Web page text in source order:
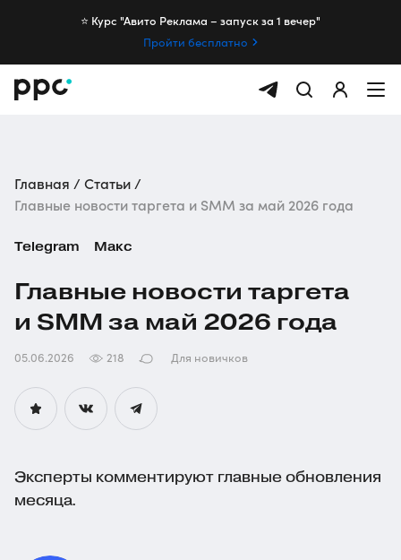
⭐️ Курс "Авито Реклама – запуск за 1 вечер"
Пройти бесплатно
Главная
Статьи
Главные новости таргета и SMM за май 2026 года
Telegram Макс
Главные новости таргета
и SMM за май 2026 года
05.06.2026 218 Для новичков
Эксперты комментируют главные обновления
месяца.